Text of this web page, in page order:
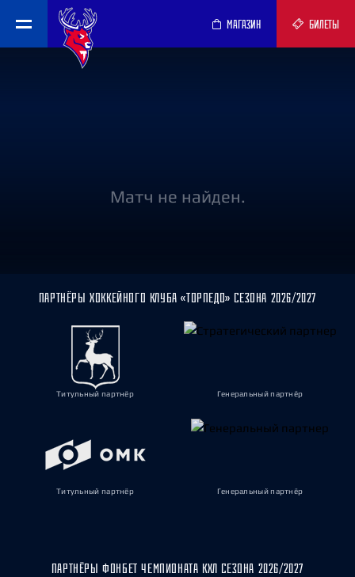
МАГАЗИН БИЛЕТЫ
Матч не найден.
ПАРТНЁРЫ ХОККЕЙНОГО КЛУБА «ТОРПЕДО» СЕЗОНА 2026/2027
Титульный партнёр Генеральный партнёр
Титульный партнёр Генеральный партнёр
ПАРТНЁРЫ ФОНБЕТ ЧЕМПИОНАТА КХЛ СЕЗОНА 2026/2027